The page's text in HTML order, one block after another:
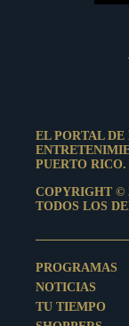
EL PORTAL
PUERTO RICO.
COPYRIGHT ©
TODOS LOS
PROGRAMAS
NOTICIAS
TU TIEMPO